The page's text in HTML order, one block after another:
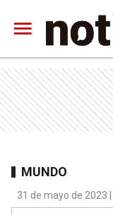
MUNDO
31 de mayo de 2023